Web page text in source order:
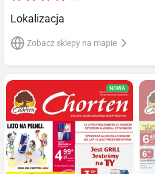
Lokalizacja
Zobacz sklepy na mapie
NOWA